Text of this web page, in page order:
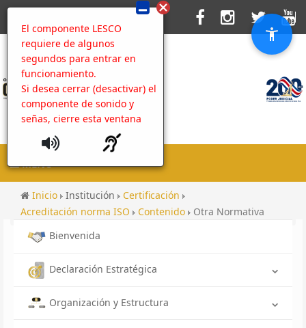
El componente LESCO
requiere de algunos
segundos para entrar en
funcionamiento.
Si desea cerrar (desactivar) el
componente de sonido y
señas, cierre esta ventana
MENU
Inicio Institución
Certificación
Acreditación norma ISO
Contenido
Otra Normativa
Bienvenida
Declaración Estratégica
Organización y Estructura